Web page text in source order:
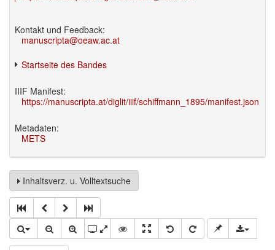
Kontakt und Feedback:
manuscripta@oeaw.ac.at
Startseite des Bandes
IIIF Manifest:
https://manuscripta.at/diglit/iiif/schiffmann_1895/manifest.json
Metadaten:
METS
Inhaltsverz. u. Volltextsuche